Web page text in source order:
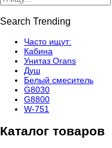
Search Trending
Часто ищут:
Кабина
Унитаз Orans
Душ
Белый смеситель
G8030
G8800
W-751
Каталог товаров